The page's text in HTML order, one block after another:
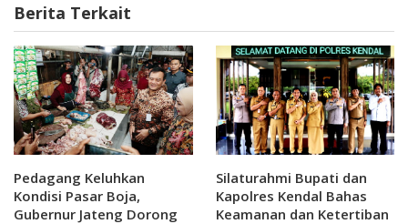
Berita Terkait
Pedagang Keluhkan
Kondisi Pasar Boja,
Gubernur Jateng Dorong
Silaturahmi Bupati dan
Kapolres Kendal Bahas
Keamanan dan Ketertiban